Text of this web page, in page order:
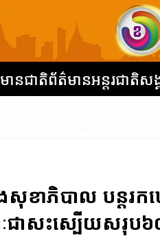
ានជាតិព័ត៌មានអន្តរជាតិស
សុខាភិបាល បន្តរក
សះស្បើយសរុប៦